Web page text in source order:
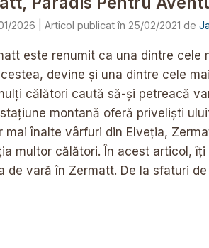
2026 25/02/2021 de
este renumit ca una dintre cele
devine și una dintre cele
călători caută să-și petreacă
montană oferă priveliști
mai înalte vârfuri din Elveția,
multor călători. În acest articol,
de vară în Zermatt. De la sfaturi